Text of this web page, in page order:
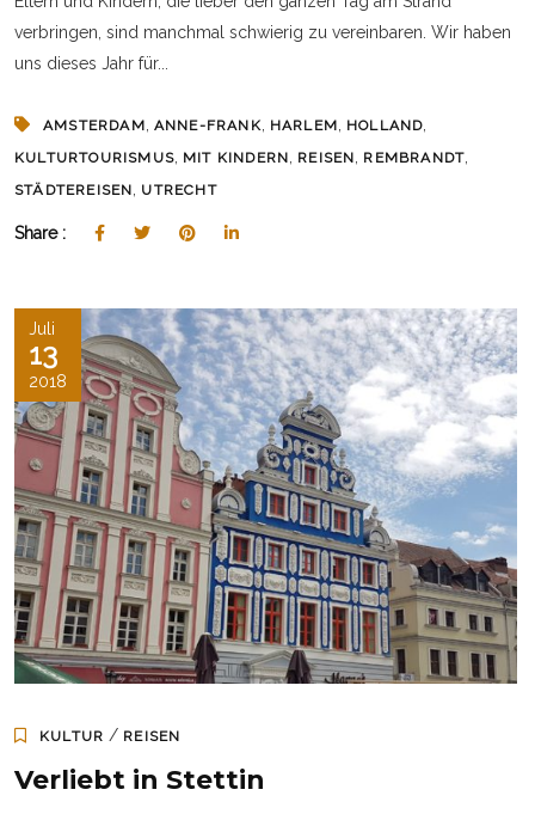
verbringen, sind manchmal schwierig zu vereinbaren. Wir haben
uns dieses Jahr für...
AMSTERDAM, ANNE-FRANK, HARLEM, HOLLAND,
KULTURTOURISMUS, MIT KINDERN, REISEN, REMBRANDT,
STÄDTEREISEN, UTRECHT
Share :
Juli
13
2018
KULTUR / REISEN
Verliebt in Stettin